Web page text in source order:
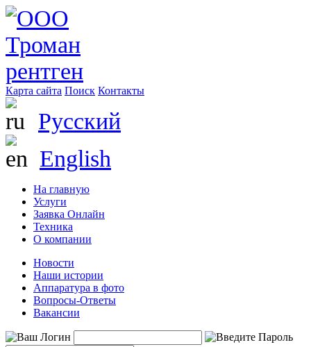
Карта сайта Поиск Контакты
Русский
English
На главную
Услуги
Заявка Онлайн
Техника
О компании
Новости
Наши истории
Аппаратура в фото
Вопросы-Ответы
Вакансии